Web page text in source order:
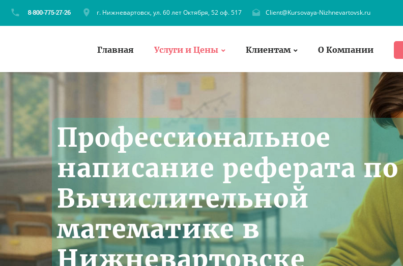
г. Нижневартовск, ул. 60 лет Октября, 52 оф. 517 Client@Kursovaya-Nizhnevartovsk.ru
Главная Услуги и Цены Клиентам О Компании
Профессиональное
написание реферата по
Вычислительной
математике в
Нижневартовске